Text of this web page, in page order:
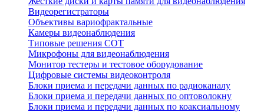
Видеорегистраторы
Объективы вариофрактальные
Камеры видеонаблюдения
Типовые решения СОТ
Микрофоны для видеонаблюдения
Монитор тестеры и тестовое оборудование
Цифровые системы видеоконтроля
Блоки приема и передачи данных по радиоканалу
Блоки приема и передачи данных по оптоволокну
Блоки приема и передачи данных по коаксиальному